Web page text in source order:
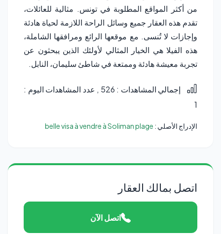
من أكثر المواقع المطلوبة في تونس. مثالية للعائلات،
تقدم هذه العقار جميع وسائل الراحة اللازمة لحياة هادئة
وإجازات لا تُنسى. مع موقعها الرائع ومرافقها الشاملة،
هذه الفيلا هي الخيار المثالي لأولئك الذين يبحثون عن
تجربة معيشة هادئة وممتعة في شاطئ سليمان، النابل.
إجمالي المشاهدات : 526
, عدد المشاهدات اليوم :
1
الإدراج الأصلي : belle visa à vendre à Soliman plage
اتصل بمالك العقار
اتصل الآن